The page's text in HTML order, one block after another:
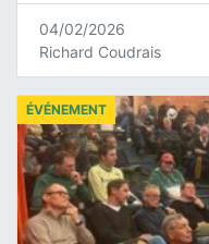
04/02/2026
Richard Coudrais
ÉVÉNEMENT